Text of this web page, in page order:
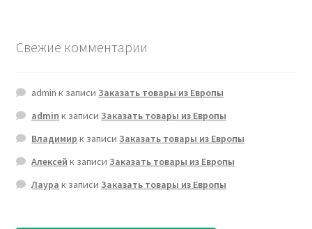
Свежие комментарии
admin к записиЗаказать товары из Европы
admin к записиЗаказать товары из Европы
Владимир к записиЗаказать товары из Европы
Алексей к записиЗаказать товары из Европы
Лаура к записиЗаказать товары из Европы